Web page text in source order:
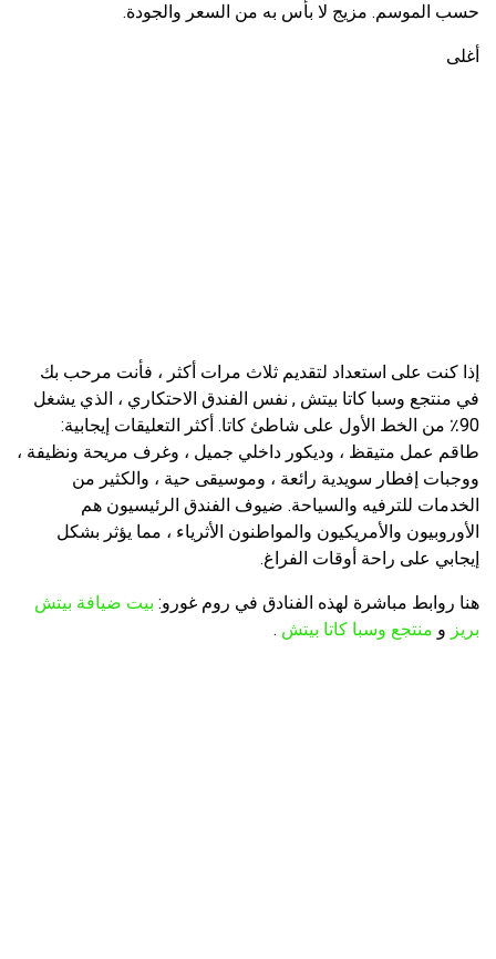
حسب الموسم. مزيج لا بأس به من السعر والجودة.
أغلى
إذا كنت على استعداد لتقديم ثلاث مرات أكثر ، فأنت مرحب بك
في منتجع وسبا كاتا بيتش , نفس الفندق الاحتكاري ، الذي يشغل
90٪ من الخط الأول على شاطئ كاتا. أكثر التعليقات إيجابية:
طاقم عمل متيقظ ، وديكور داخلي جميل ، وغرف مريحة ونظيفة ،
ووجبات إفطار سويدية رائعة ، وموسيقى حية ، والكثير من
الخدمات للترفيه والسياحة. ضيوف الفندق الرئيسيون هم
الأوروبيون والأمريكيون والمواطنون الأثرياء ، مما يؤثر بشكل
إيجابي على راحة أوقات الفراغ.
هنا روابط مباشرة لهذه الفنادق في روم غورو: بيت ضيافة بيتش
بريز و منتجع وسبا كاتا بيتش .